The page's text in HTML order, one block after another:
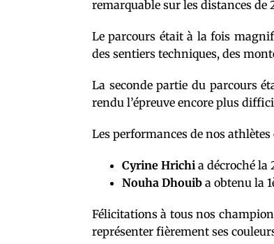
remarquable sur les distances de
Le parcours était à la fois
des sentiers techniques, des
La seconde partie du parcours
rendu l’épreuve encore plus
Les performances de nos
Cyrine Hrichia décroché la
Nouha Dhouiba obtenu la
Félicitations à tous nos
représenter fièrement ses